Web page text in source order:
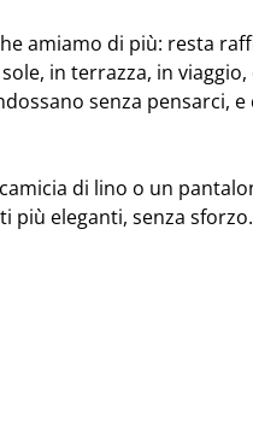
amiamo di più: resta
in terrazza, in viaggio,
senza pensarci,
di lino o un
più eleganti, senza sforzo.